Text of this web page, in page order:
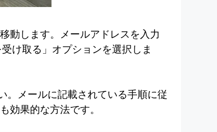
動します。メールアドレスを入力
け取る」オプションを選択しま
。メールに記載されている手順に従
効果的な方法です。